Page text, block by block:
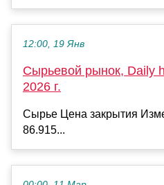
12:00, 19 Янв
Сырьевой рынок, Daily
2026 г.
Сырье Цена закрытия
86.915...